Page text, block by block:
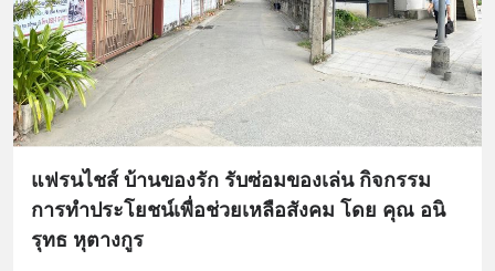
แฟรนไชส์ บ้านของรัก รับซ่อมของเล่น กิจกรรม
การทำประโยชน์เพื่อช่วยเหลือสังคม โดย คุณ อนิ
รุทธ หุตางกูร